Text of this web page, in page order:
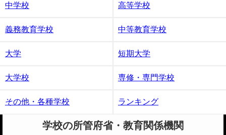
中学校 高等学校
義務教育学校 中等教育学校
大学 短期大学
大学校 専修・専門学校
その他・各種学校 ランキング
学校の所管府省・教育関係機関